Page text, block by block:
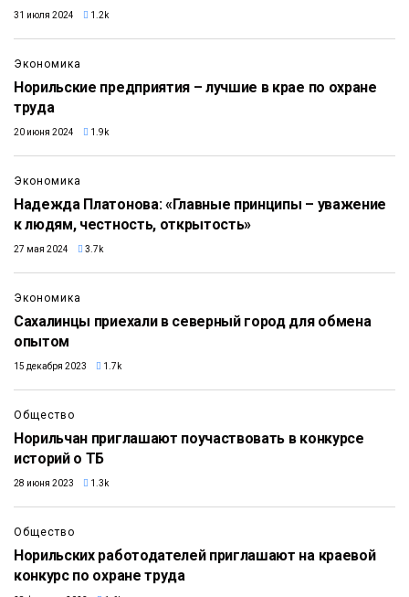
31 июля 2024 1.2k
Экономика
Норильские предприятия – лучшие в крае по охране
труда
20 июня 2024 1.9k
Экономика
Надежда Платонова: «Главные принципы – уважение
к людям, честность, открытость»
27 мая 2024 3.7k
Экономика
Сахалинцы приехали в северный город для обмена
опытом
15 декабря 2023 1.7k
Общество
Норильчан приглашают поучаствовать в конкурсе
историй о ТБ
28 июня 2023 1.3k
Общество
Норильских работодателей приглашают на краевой
конкурс по охране труда